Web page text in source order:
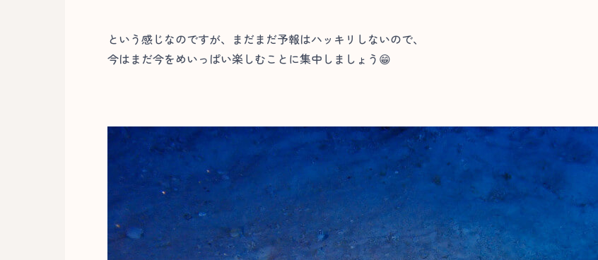
という感じなのですが、まだまだ予報はハッキリしないので、
今はまだ今をめいっぱい楽しむことに集中しましょう😁